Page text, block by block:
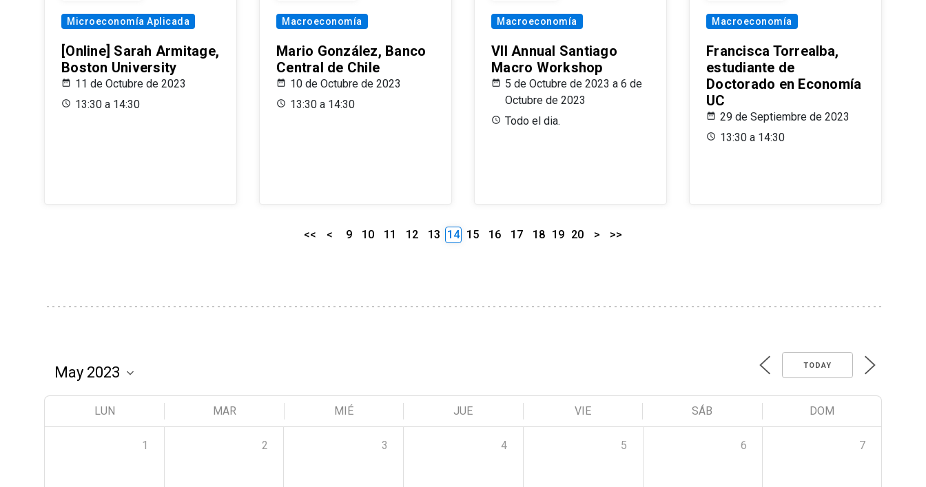
Microeconomía Aplicada
[Online] Sarah Armitage,
Boston University
11 de Octubre de 2023
13:30 a 14:30
Macroeconomía
Mario González, Banco
Central de Chile
10 de Octubre de 2023
13:30 a 14:30
Macroeconomía
VII Annual Santiago
Macro Workshop
5 de Octubre de 2023 a 6 de
Octubre de 2023
Todo el dia.
Macroeconomía
Francisca Torrealba,
estudiante de
Doctorado en Economía
UC
29 de Septiembre de 2023
13:30 a 14:30
<< < 9 10 11 12 13 14 15 16 17 18 19 20 > >>
TODAY
LUN MAR MIÉ JUE VIE SÁB DOM
1 2 3 4 5 6 7